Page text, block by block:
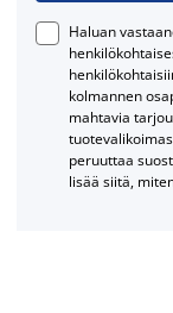
Haluan
kolmannen
mahtavia
peruuttaa
lisää siitä,